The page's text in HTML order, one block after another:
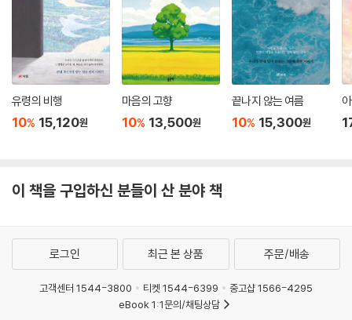
의해 인간 의지가 조작되는 이야기를 그린 「꼭두각시들」, 시공간을 초월하
는 시간 여행을 다룬 두 편 「끈」과 「얼어붙은 삶」, 상상을 현실에 투영할 수
있는 한 소녀를 중심으로 결국 그 거대한 상상 앞에 세상이 잠식되고 완전
한 판타지가 되어버린 현실을 그린 「미치광이 하늘」까지, 그야말로 듀나 스
페이스로의 초대라 할 수 있는 한국 SF의 명작이 긴 시간의 터널을 지나 다
시 독자들 앞에 나왔다. 듀나의 오랜 팬들은 물론, 새롭게 듀나의 세계를 맞
이할 독자들에게도 행복한 여정이 될 것이 분명한 듀나의 SF 횡단 특급 열
유령의 비행
10% 15,120원
마음의 고향
10% 13,500원
끝나지 않는 여름
10% 15,300원
이 책을 구입하신 분들이 산 분야 책
로그인 최근 본 상품 주문/배송
고객센터 1544-3800 티켓 1544-6399
중고샵 1566-4295
eBook 1:1문의/채팅상담